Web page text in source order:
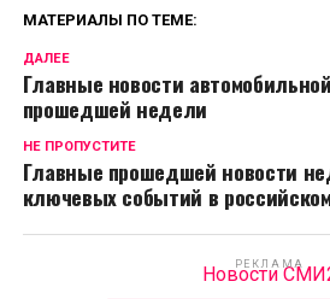
МАТЕРИАЛЫ ПО ТЕМЕ:
ДАЛЕЕ
Главные новости
прошедшей недели
НЕ ПРОПУСТИТЕ
Главные прошедшей новости
ключевых событий в
РЕКЛАМА
Новости